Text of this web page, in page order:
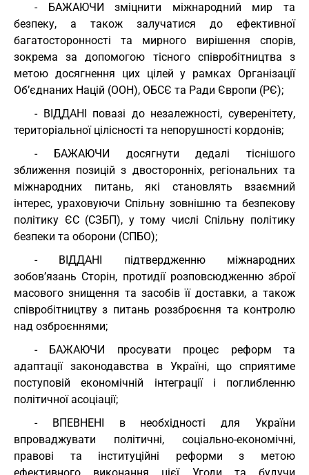
- БАЖАЮЧИ зміцнити міжнародний мир та
безпеку, а також залучатися до ефективної
багатосторонності та мирного вирішення спорів,
зокрема за допомогою тісного співробітництва з
метою досягнення цих цілей у рамках Організації
Об’єднаних Націй (ООН), ОБСЄ та Ради Європи (РЄ);
- ВІДДАНІ повазі до незалежності, суверенітету,
територіальної цілісності та непорушності кордонів;
- БАЖАЮЧИ досягнути дедалі тіснішого
зближення позицій з двосторонніх, регіональних та
міжнародних питань, які становлять взаємний
інтерес, ураховуючи Спільну зовнішню та безпекову
політику ЄС (СЗБП), у тому числі Спільну політику
безпеки та оборони (СПБО);
- ВІДДАНІ підтвердженню міжнародних
зобов’язань Сторін, протидії розповсюдженню зброї
масового знищення та засобів її доставки, а також
співробітництву з питань роззброєння та контролю
над озброєннями;
- БАЖАЮЧИ просувати процес реформ та
адаптації законодавства в Україні, що сприятиме
поступовій економічній інтеграції і поглибленню
політичної асоціації;
- ВПЕВНЕНІ в необхідності для України
впроваджувати політичні, соціально-економічні,
правові та інституційні реформи з метою